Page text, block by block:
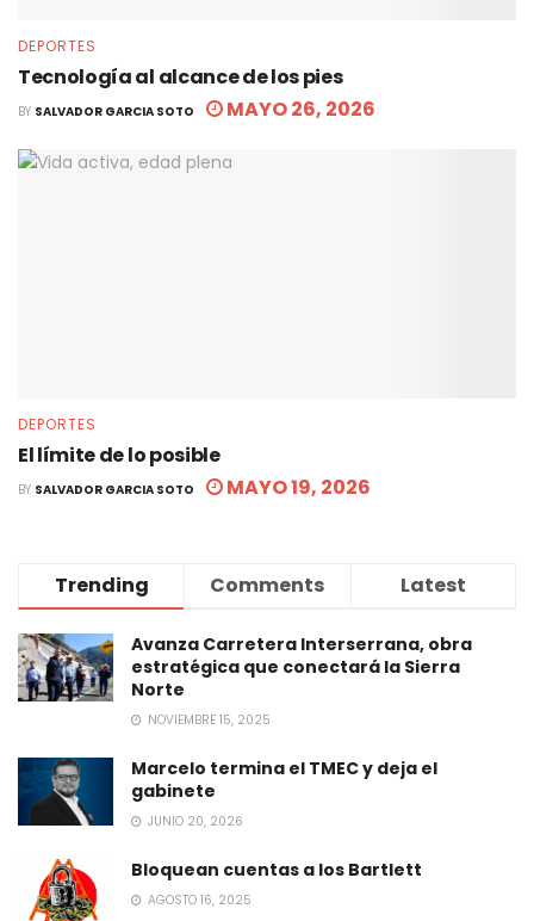
DEPORTES
Tecnología al alcance de los pies
BY SALVADOR GARCIA SOTO MAYO 26, 2026
DEPORTES
El límite de lo posible
BY SALVADOR GARCIA SOTO MAYO 19, 2026
Trending Comments Latest
Avanza Carretera Interserrana, obra
estratégica que conectará la Sierra
Norte
NOVIEMBRE 15, 2025
Marcelo termina el TMEC y deja el
gabinete
JUNIO 20, 2026
Bloquean cuentas a los Bartlett
AGOSTO 16, 2025